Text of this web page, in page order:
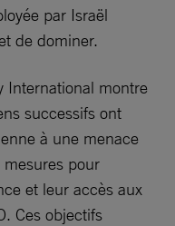
par Israël
de dominer.
International montre
successifs ont
à une menace
pour
et leur accès aux
Ces objectifs